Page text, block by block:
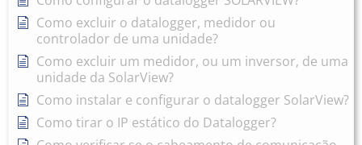
Como excluir o datalogger, medidor ou
controlador de uma unidade?
Como excluir um medidor, ou um inversor, de uma
unidade da SolarView?
Como instalar e configurar o datalogger SolarView?
Como tirar o IP estático do Datalogger?